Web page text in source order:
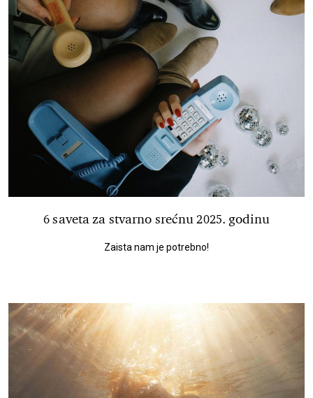
6 saveta za stvarno srećnu 2025. godinu
Zaista nam je potrebno!